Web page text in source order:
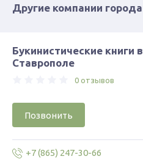
Другие компании города
Букинистические книги в
Ставрополе
0 отзывов
Позвонить
+7 (865) 247-30-66